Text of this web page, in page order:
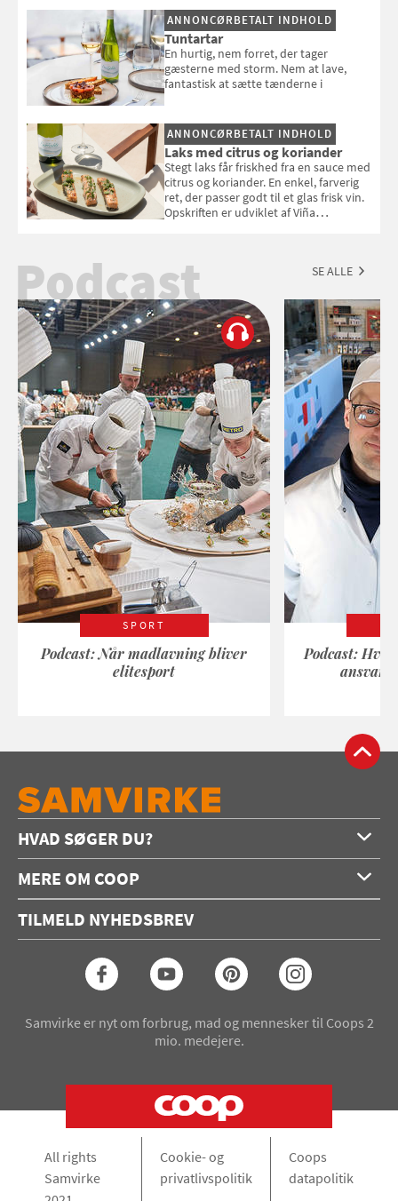
smag" af Jamie Oliver.
ANNONCØRBETALT INDHOLD
Tuntartar
En hurtig, nem forret, der tager
gæsterne med storm. Nem at lave,
fantastisk at sætte tænderne i
ANNONCØRBETALT INDHOLD
Laks med citrus og koriander
Stegt laks får friskhed fra en sauce med
citrus og koriander. En enkel, farverig
ret, der passer godt til et glas frisk vin.
Opskriften er udviklet af Viña
Podcast SE ALLE
SPORT
Podcast: Når madlavning bliver
elitesport
Podcast:
HVAD SØGER DU?
Opskrifter
Konkurrencer
Seneste Samvirke-magasin
MERE OM COOP
Annoncering
Coop medlem
TILMELD NYHEDSBREV
Samvirke er nyt om forbrug, mad og mennesker til Coops 2
mio. medejere.
All rights
Samvirke
Cookie- og
privatlivspolitik
Coops
datapolitik